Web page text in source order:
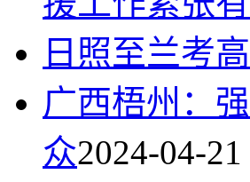
日照至兰考
广西梧州：
众2024-04-